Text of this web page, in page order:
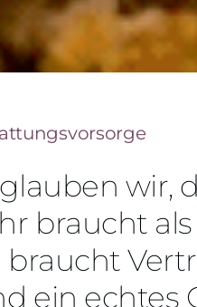
wir,
braucht als
braucht
ein echtes